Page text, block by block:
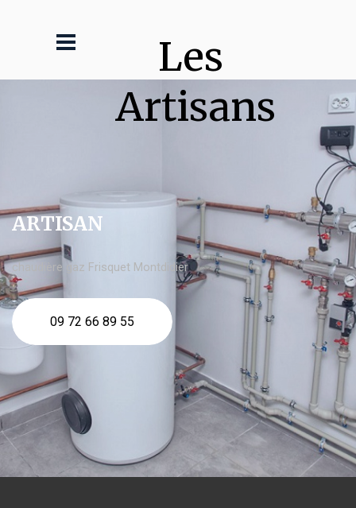
Les
Artisans
ARTISAN
chaudière gaz Frisquet Montdidier
09 72 66 89 55